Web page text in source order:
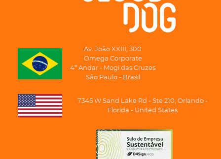
Av. João XXIII, 300
Omega Corporate
4º Andar - Mogi das Cruzes
São Paulo - Brasil
7345 W Sand Lake Rd - Ste 210, Orlando -
Florida - United States